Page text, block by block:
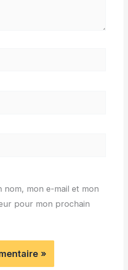
nom, mon e-mail et mon
pour mon prochain